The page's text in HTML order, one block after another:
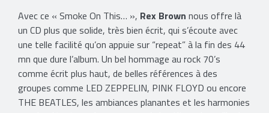
Avec ce « Smoke On This… », Rex Brown nous offre là
un CD plus que solide, très bien écrit, qui s’écoute avec
une telle facilité qu’on appuie sur “repeat” à la fin des 44
mn que dure l’album. Un bel hommage au rock 70’s
comme écrit plus haut, de belles références à des
groupes comme LED ZEPPELIN, PINK FLOYD ou encore
THE BEATLES, les ambiances planantes et les harmonies